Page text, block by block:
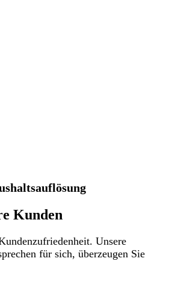
Kunden
Unsere
für sich, überzeugen Sie